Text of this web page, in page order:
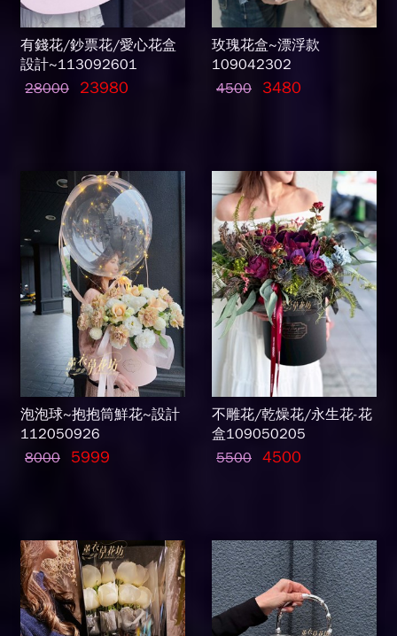
有錢花/鈔票花/愛心花盒
設計~113092601
28000
23980
玫瑰花盒~漂浮款
109042302
4500 3480
泡泡球~抱抱筒鮮花~設計
112050926
8000
5999
不雕花/乾燥花/永生花-花
盒109050205
5500 4500